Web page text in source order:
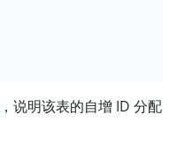
，说明该表的自增 ID 分配